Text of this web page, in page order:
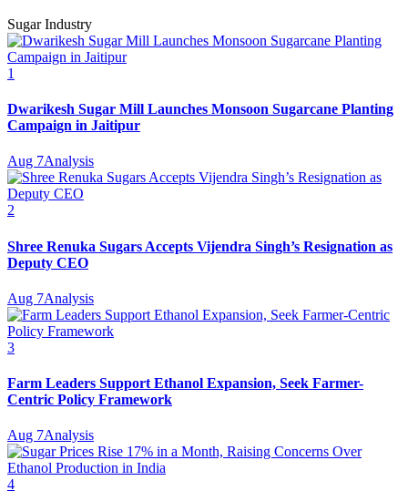
Sugar Industry
1
Dwarikesh Sugar Mill Launches Monsoon Sugarcane Planting
Campaign in Jaitipur
Aug 7Analysis
2
Shree Renuka Sugars Accepts Vijendra Singh’s Resignation as
Deputy CEO
Aug 7Analysis
3
Farm Leaders Support Ethanol Expansion, Seek Farmer-
Centric Policy Framework
Aug 7Analysis
4